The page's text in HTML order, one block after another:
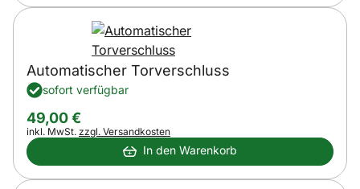
Automatischer Torverschluss
sofort verfügbar
49,00€
Steuerhinweis:
inkl. MwSt. zzgl. Versandkosten
In den Warenkorb